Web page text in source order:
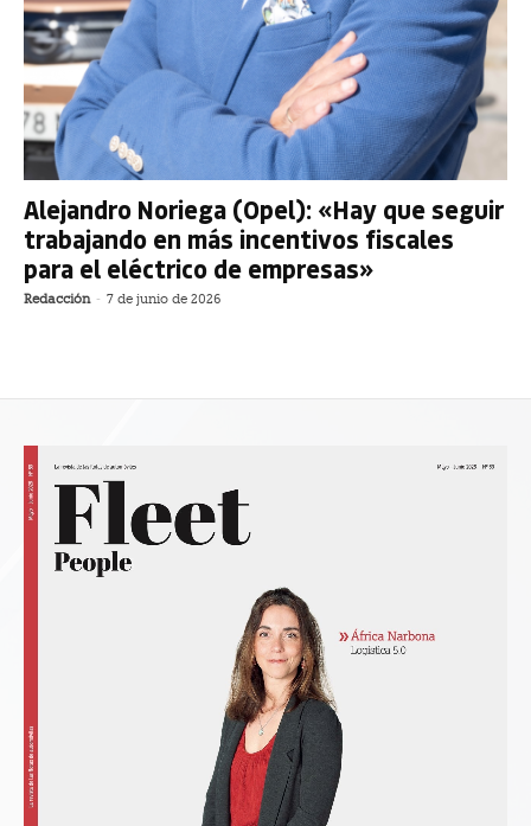
Alejandro Noriega (Opel): «Hay que seguir
trabajando en más incentivos fiscales
para el eléctrico de empresas»
Redacción - 7 de junio de 2026